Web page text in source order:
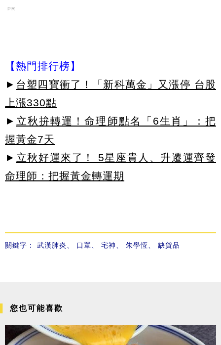
PR
【熱門排行榜】
► 台塑四寶衝了！「新科萬金」又漲停 台股
上漲330點
► 立秋拚轉運！命理師點名「6生肖」：把
握黃金7天
► 立秋好運來了！ 5星座貴人、升遷運齊發
命理師：把握黃金轉運期
關鍵字： 武漢肺炎 口罩 宅神 朱學恆 缺貨品
您也可能喜歡